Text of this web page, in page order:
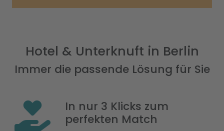
Hotel & Unterknuft in Berlin
Immer die passende Lösung für Sie
In nur 3 Klicks zum
perfekten Match